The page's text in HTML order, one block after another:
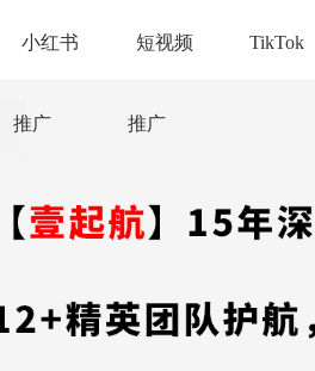
小红书
推广
短视频
推广
TikTok